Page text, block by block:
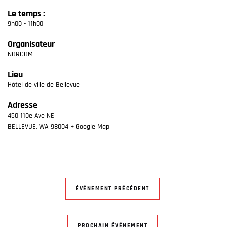
Le temps :
9h00 - 11h00
Organisateur
NORCOM
Lieu
Hôtel de ville de Bellevue
Adresse
450 110e Ave NE
BELLEVUE, WA 98004 + Google Map
ÉVÉNEMENT PRÉCÉDENT